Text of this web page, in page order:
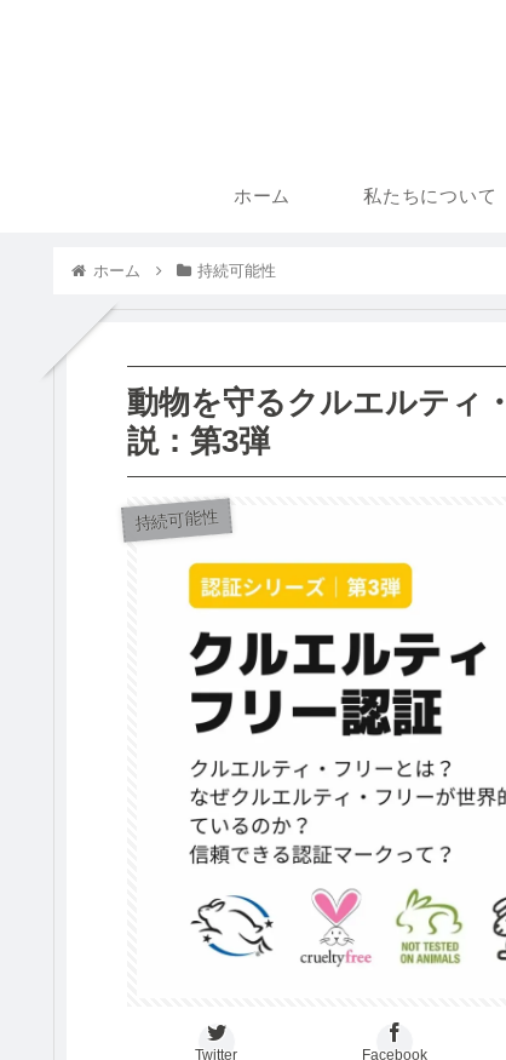
ホーム 私たちについて
ホーム 持続可能性
動物を守るクルエルティ
説：第3弾
持続可能性
Twitter Facebook